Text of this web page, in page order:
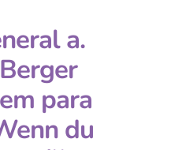
a.
para
du